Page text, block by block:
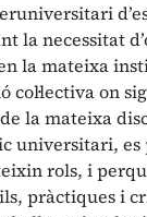
la necessitat
la mateixa
col·lectiva on
la mateixa
universitari,
rols, i
pràctiques i